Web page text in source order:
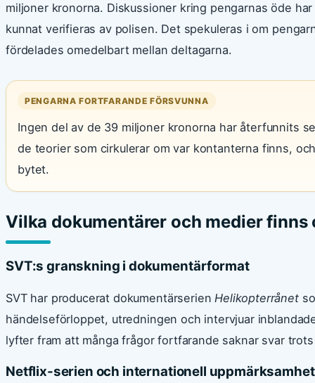
miljoner kronorna. Diskussioner kring pengarnas öde
kunnat verifieras av polisen. Det spekuleras i om
fördelades omedelbart mellan deltagarna.
PENGARNA FORTFARANDE FÖRSVUNNA
Ingen del av de 39 miljoner kronorna har återfunnits
de teorier som cirkulerar om var kontanterna finns,
bytet.
Vilka dokumentärer och medier finns
SVT:s granskning i dokumentärformat
SVT har producerat dokumentärserien Helikopterrånet
händelseförloppet, utredningen och intervjuar
lyfter fram att många frågor fortfarande saknar svar
Netflix-serien och internationell uppmärksamhet